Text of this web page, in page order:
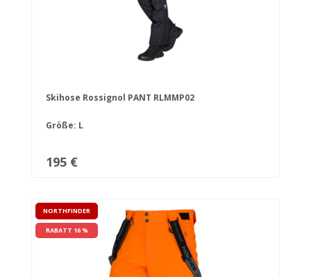
Skihose Rossignol PANT RLMMP02
Größe: L
195 €
NORTHFINDER
RABATT 16 %